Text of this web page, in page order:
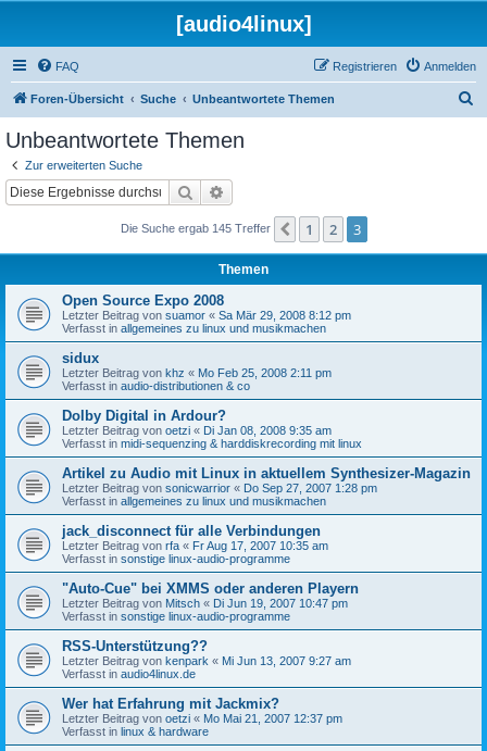
[audio4linux]
FAQ Anmelden
Registrieren
Foren-Übersicht Suche Unbeantwortete Themen
Unbeantwortete Themen
Zur erweiterten Suche
Suche
Die Suche ergab 145 Treffer Vorherige
1 2 3
Themen
Open Source Expo 2008
Letzter Beitrag von suamor « Sa Mär 29, 2008 8:12 pm
Verfasst in allgemeines zu linux und musikmachen
sidux
Letzter Beitrag von khz « Mo Feb 25, 2008 2:11 pm
Verfasst in audio-distributionen & co
Dolby Digital in Ardour?
Letzter Beitrag von oetzi « Di Jan 08, 2008 9:35 am
Verfasst in midi-sequenzing & harddiskrecording mit linux
Artikel zu Audio mit Linux in aktuellem Synthesizer-Magazin
Letzter Beitrag von sonicwarrior « Do Sep 27, 2007 1:28 pm
Verfasst in allgemeines zu linux und musikmachen
jack_disconnect für alle Verbindungen
Letzter Beitrag von rfa « Fr Aug 17, 2007 10:35 am
Verfasst in sonstige linux-audio-programme
"Auto-Cue" bei XMMS oder anderen Playern
Letzter Beitrag von Mitsch « Di Jun 19, 2007 10:47 pm
Verfasst in sonstige linux-audio-programme
RSS-Unterstützung??
Letzter Beitrag von kenpark « Mi Jun 13, 2007 9:27 am
Verfasst in audio4linux.de
Wer hat Erfahrung mit Jackmix?
Letzter Beitrag von oetzi « Mo Mai 21, 2007 12:37 pm
Verfasst in linux & hardware